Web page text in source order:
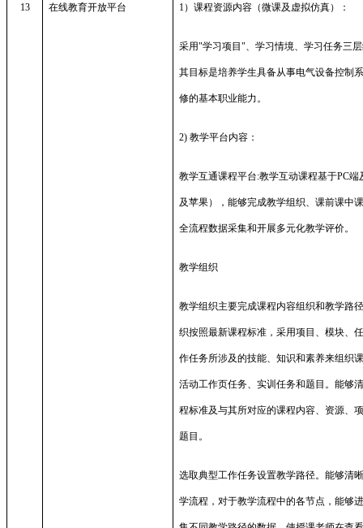
13 在线教育开放平台 1 ）课程资源内容（微课及虚拟仿真）：
采用"学习项目" 、学习情境、学习任务三
其目标是培养学生具备从事电气设备控制
修的基本职业能力。
2)教学平台内容：
教学互通课程平台:教学互动课程基于PC端
及苹果），能够完成教学组织、课前课中
全流程数据采集和开展多元化教学评价。
教学组织
教学组织主要完成课程内容组织和教学路
织按照最新课程标准，采用项目、模块、
作任务所涉及的技能、知识和素养来组织
活动工作页任务、实训任务和题目。能够
程标准及与其所对应的课程内容、资源、
题目。
选取典型工作任务设置教学路径。能够清
学流程，对于教学流程中的各节点，能够